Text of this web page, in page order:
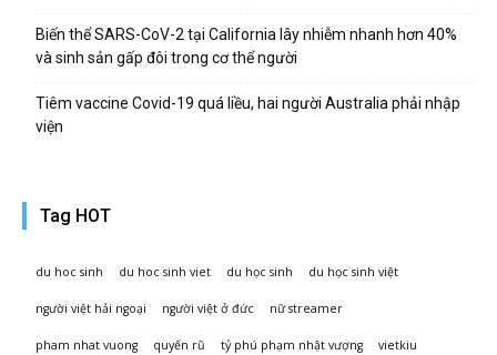
Biến thể SARS-CoV-2 tại California lây nhiễm nhanh hơn 40%
và sinh sản gấp đôi trong cơ thể người
Tiêm vaccine Covid-19 quá liều, hai người Australia phải nhập
viện
Tag HOT
du hoc sinh du hoc sinh viet du học sinh du học sinh việt
người việt hải ngoại người việt ở đức nữ streamer
pham nhat vuong quyến rũ tỷ phú phạm nhật vượng vietkiu